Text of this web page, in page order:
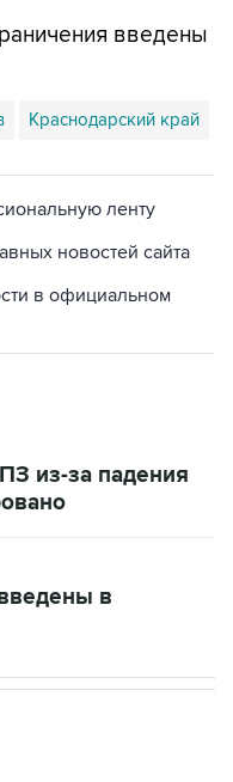
введены
Краснодарский край
ленту
новостей сайта
в официальном
из-за падения
в